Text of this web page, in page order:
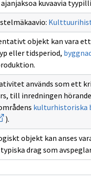
kuvaavia
objekt kan vara
eller tidsperiod,
används som ett
till inredningen
kulturhistoriska
2010
).
objekt kan anses
drag som